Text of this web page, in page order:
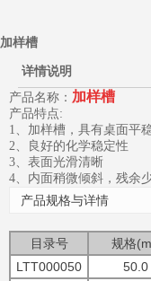
加样槽
详情说明
产品名称： 加样槽
产品特点:
1、加样槽，具有桌面平
2、良好的化学稳定性
3、表面光滑清晰
4、内面稍微倾斜，残余
产品规格与详情
目录号
规格
LTT000050
50.0